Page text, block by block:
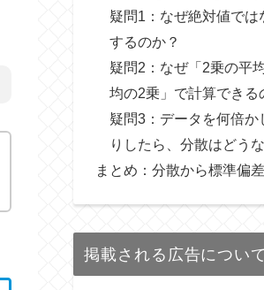
疑問1：なぜ絶対値では
するのか？
疑問2：なぜ「2乗の平
均の2乗」で計算できる
疑問3：データを何倍か
りしたら、分散はどう
まとめ：分散から標準偏
掲載される広告について